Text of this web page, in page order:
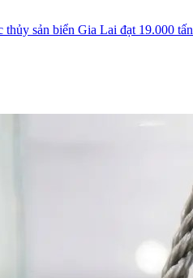
sản biển Gia Lai đạt 19.000 tấn